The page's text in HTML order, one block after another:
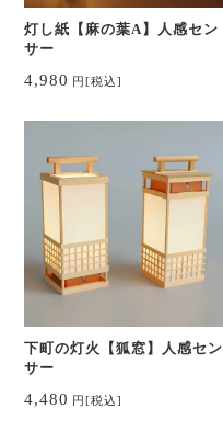
灯し紙【麻の葉A】人感セン
サー
4,980 円[税込]
下町の灯火【狐窓】人感セン
サー
4,480 円 [税込]